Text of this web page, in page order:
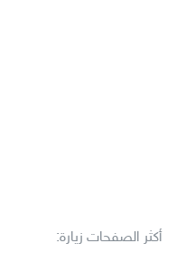
أكثر الصفحات زيارة: